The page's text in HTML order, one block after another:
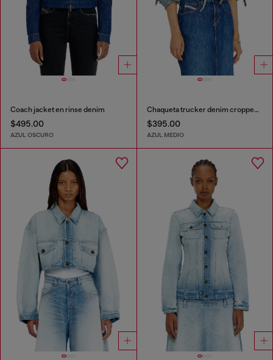
Coach jacket en rinse denim
$495.00
AZUL OSCURO
Chaqueta trucker denim cropped oversize
$395.00
AZUL MEDIO